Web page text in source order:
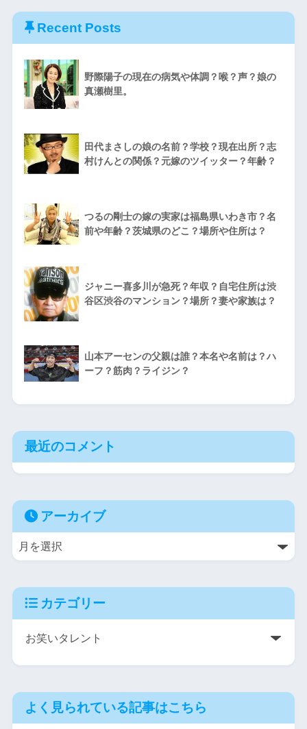
Recent Posts
野際陽子の現在の病気や体調？喉？声？娘の
真瀬樹里。
田代まさしの娘の名前？学校？現在出所？志
村けんとの関係？元嫁のツイッター？年齢？
つるの剛士の嫁の実家は福島県いわき市？名
前や年齢？茨城県のどこ？場所や住所は？
ジャニー喜多川が急死？年収？自宅住所は渋
谷区渋谷のマンション？場所？妻や家族は？
山本アーセンの父親は誰？本名や名前は？ハ
ーフ？筋肉？ライジン？
最近のコメント
アーカイブ
カテゴリー
よく見られている記事はこちら